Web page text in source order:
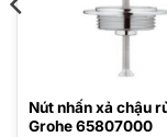
Nút nhấn xả chậu
Grohe 65807000